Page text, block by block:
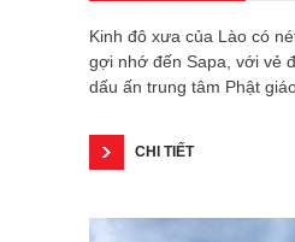
Kinh đô xưa của Lào có
gợi nhớ đến Sapa, với vẻ
dấu ấn trung tâm Phật
CHI TIẾT